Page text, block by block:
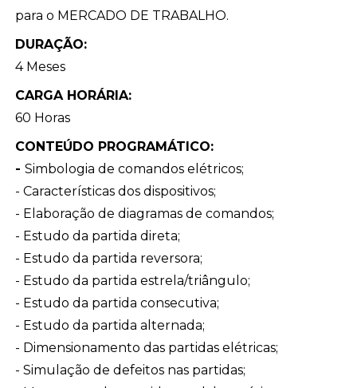
para o MERCADO DE TRABALHO.
DURAÇÃO:
4 Meses
CARGA HORÁRIA:
60 Horas
CONTEÚDO PROGRAMÁTICO:
-Simbologia de comandos elétricos;
- Características dos dispositivos;
- Elaboração de diagramas de comandos;
- Estudo da partida direta;
- Estudo da partida reversora;
- Estudo da partida estrela/triângulo;
- Estudo da partida consecutiva;
- Estudo da partida alternada;
- Dimensionamento das partidas elétricas;
- Simulação de defeitos nas partidas;